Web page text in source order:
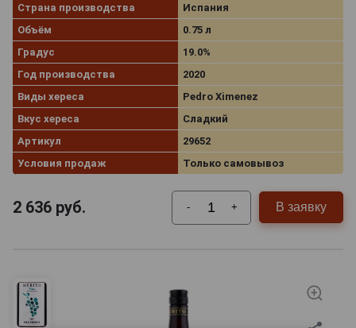
Страна производства
Испания
Объём
0.75 л
Градус
19.0%
Год производства
2020
Виды хереса
Pedro Ximenez
Вкус хереса
Сладкий
Артикул
29652
Условия продаж
Только самовывоз
2 636 руб. - + В заявку